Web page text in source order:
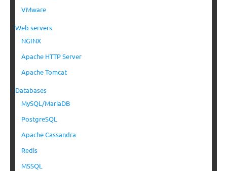
VMware
Web servers
NGINX
Apache HTTP Server
Apache Tomcat
Databases
MySQL/MariaDB
PostgreSQL
Apache Cassandra
Redis
MSSQL